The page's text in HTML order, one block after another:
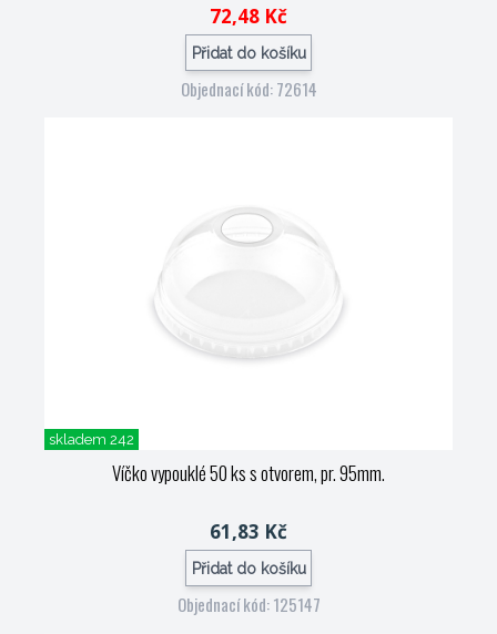
72,48 Kč
Přidat do košíku
Objednací kód: 72614
skladem 242
Víčko vypouklé 50 ks s otvorem, pr. 95mm.
61,83 Kč
Přidat do košíku
Objednací kód: 125147